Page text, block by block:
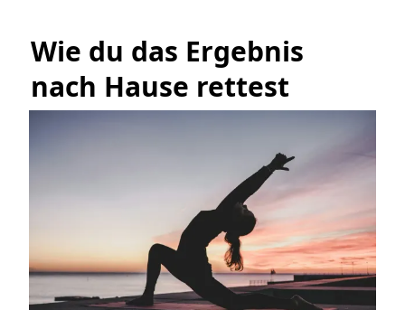
Wie du das Ergebnis
nach Hause rettest